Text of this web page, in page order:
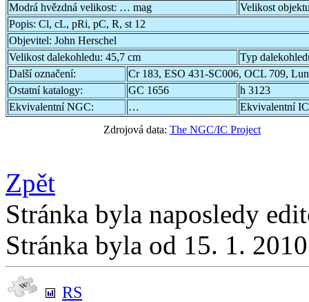
Modrá hvězdná velikost: … mag
Velikost
Popis: Cl, cL, pRi, pC, R, st 12
Objevitel: John Herschel
Velikost dalekohledu: 45,7 cm
Typ
Další označení:
Cr 183, ESO 431-SC006, OCL 709,
Ostatní katalogy:
GC 1656
h 3123
Ekvivalentní NGC:
…
Ekvivalentní
Zdrojová data: The NGC/IC Project
Zpět
Stránka byla naposledy
Stránka byla od 15. 1.
RS